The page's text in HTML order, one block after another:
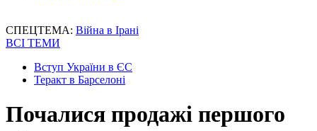
СПЕЦТЕМА: Війна в Ірані
ВСІ ТЕМИ
Вступ України в ЄС
Теракт в Барселоні
Почалися продажі першого